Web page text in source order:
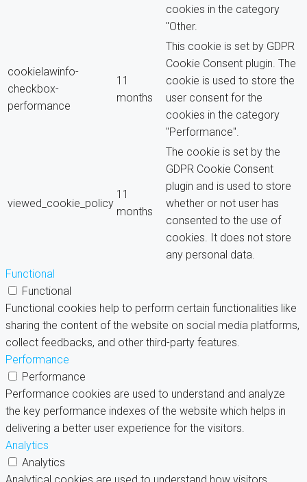
cookies in the category
"Other.
cookielawinfo-
checkbox-
performance
11
months
This cookie is set by GDPR
Cookie Consent plugin. The
cookie is used to store the
user consent for the
cookies in the category
"Performance".
viewed_cookie_policy
11
months
The cookie is set by the
GDPR Cookie Consent
plugin and is used to store
whether or not user has
consented to the use of
cookies. It does not store
any personal data.
Functional
Functional
Functional cookies help to perform certain functionalities like
sharing the content of the website on social media platforms,
collect feedbacks, and other third-party features.
Performance
Performance
Performance cookies are used to understand and analyze
the key performance indexes of the website which helps in
delivering a better user experience for the visitors.
Analytics
Analytics